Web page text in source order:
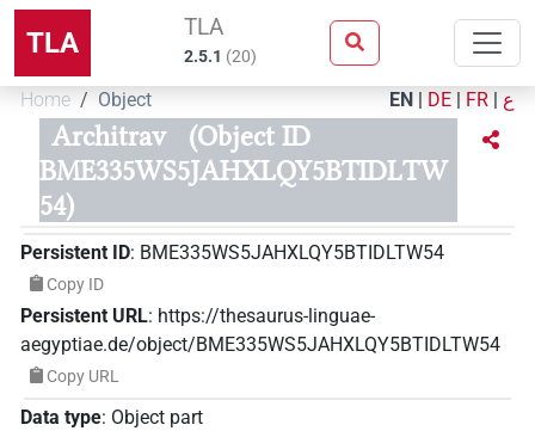
TLA TLA
2.5.1 (20)
Home Object EN | DE | FR | ع
Architrav
(Object ID
BME335WS5JAHXLQY5BTIDLTW
54)
Persistent ID: BME335WS5JAHXLQY5BTIDLTW54
Copy ID
Persistent URL: https://thesaurus-linguae-
aegyptiae.de/object/BME335WS5JAHXLQY5BTIDLTW54
Copy URL
Data type: Object part